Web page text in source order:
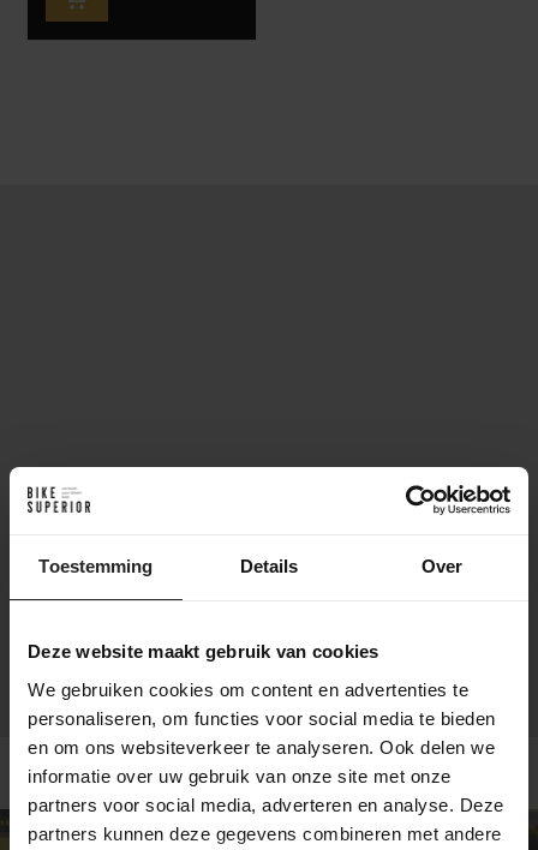
Toestemming Details Over
Deze website maakt gebruik van cookies
We gebruiken cookies om content en advertenties te
personaliseren, om functies voor social media te bieden
en om ons websiteverkeer te analyseren. Ook delen we
informatie over uw gebruik van onze site met onze
partners voor social media, adverteren en analyse. Deze
partners kunnen deze gegevens combineren met andere